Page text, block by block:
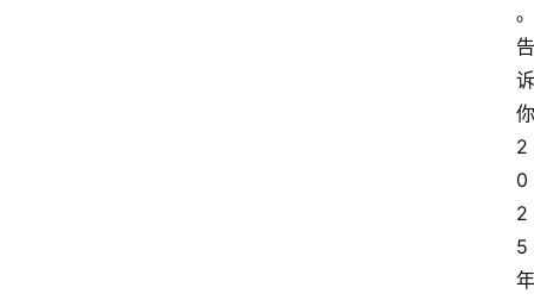
。
告
诉
你
2
0
2
5
年